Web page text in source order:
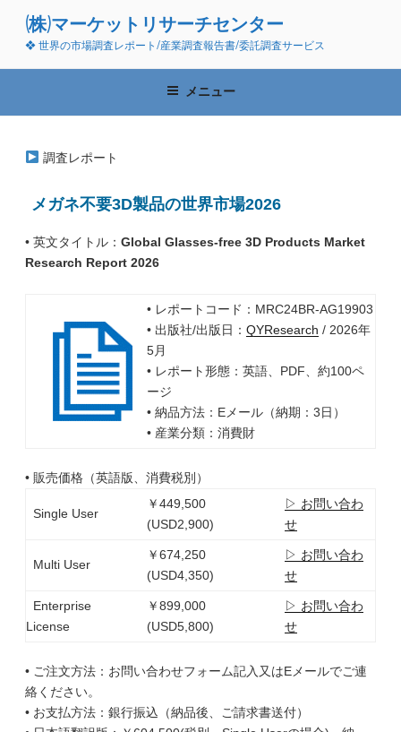
ン
(株)マーケットリサーチセンター
❖ 世界の市場調査レポート/産業調査報告書/委託調査サービス
メニュー
調査レポート
メガネ不要3D製品の世界市場2026
• 英文タイトル： Global Glasses-free 3D Products Market
Research Report 2026
• レポートコード：MRC24BR-AG19903
• 出版社/出版日： QYResearch / 2026年
5月
• レポート形態：英語、PDF、約100ペ
ージ
• 納品方法：Eメール（納期：3日）
• 産業分類：消費財
• 販売価格（英語版、消費税別）
Single User
￥449,500
(USD2,900)
▷ お問い合わ
せ
Multi User
￥674,250
(USD4,350)
▷ お問い合わ
せ
Enterprise
License
￥899,000
(USD5,800)
▷ お問い合わ
せ
• ご注文方法：お問い合わせフォーム記入又はEメールでご連
絡ください。
• お支払方法：銀行振込（納品後、ご請求書送付）